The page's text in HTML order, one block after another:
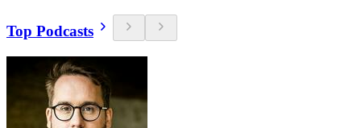
Top Podcasts